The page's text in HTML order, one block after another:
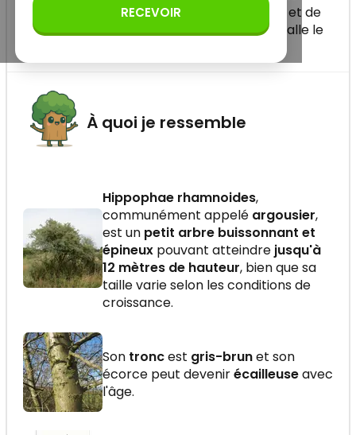
morphologiques, ses périodes de floraison et de
fructification ainsi que les milieux où il s'installe le
À quoi je ressemble
Hippophae rhamnoides,
communément appelé argousier,
est un petit arbre buissonnant et
épineux pouvant atteindre jusqu'à
12 mètres de hauteur, bien que sa
taille varie selon les conditions de
croissance.
Son troncest gris-brunet son
écorce peut devenirécailleuseavec
l'âge.
RECEVOIR